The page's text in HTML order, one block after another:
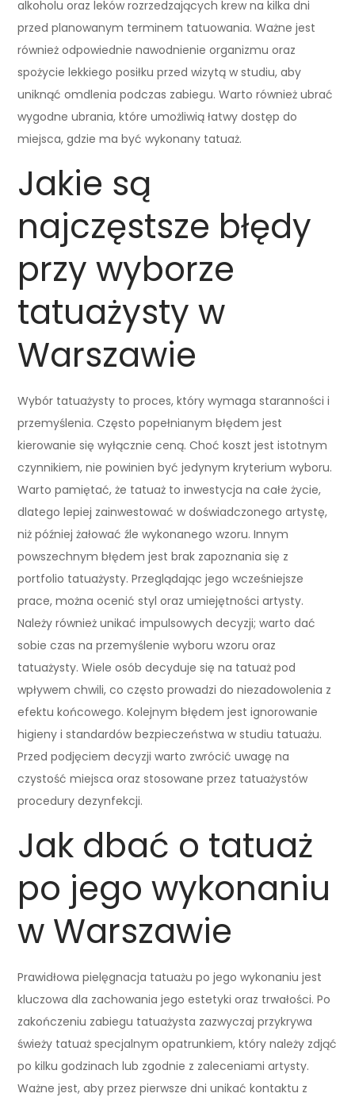
alkoholu oraz leków rozrzedzających krew na kilka dni
przed planowanym terminem tatuowania. Ważne jest
również odpowiednie nawodnienie organizmu oraz
spożycie lekkiego posiłku przed wizytą w studiu, aby
uniknąć omdlenia podczas zabiegu. Warto również ubrać
wygodne ubrania, które umożliwią łatwy dostęp do
miejsca, gdzie ma być wykonany tatuaż.
Jakie są
najczęstsze błędy
przy wyborze
tatuażysty w
Warszawie
Wybór tatuażysty to proces, który wymaga staranności i
przemyślenia. Często popełnianym błędem jest
kierowanie się wyłącznie ceną. Choć koszt jest istotnym
czynnikiem, nie powinien być jedynym kryterium wyboru.
Warto pamiętać, że tatuaż to inwestycja na całe życie,
dlatego lepiej zainwestować w doświadczonego artystę,
niż później żałować źle wykonanego wzoru. Innym
powszechnym błędem jest brak zapoznania się z
portfolio tatuażysty. Przeglądając jego wcześniejsze
prace, można ocenić styl oraz umiejętności artysty.
Należy również unikać impulsowych decyzji; warto dać
sobie czas na przemyślenie wyboru wzoru oraz
tatuażysty. Wiele osób decyduje się na tatuaż pod
wpływem chwili, co często prowadzi do niezadowolenia z
efektu końcowego. Kolejnym błędem jest ignorowanie
higieny i standardów bezpieczeństwa w studiu tatuażu.
Przed podjęciem decyzji warto zwrócić uwagę na
czystość miejsca oraz stosowane przez tatuażystów
procedury dezynfekcji.
Jak dbać o tatuaż
po jego wykonaniu
w Warszawie
Prawidłowa pielęgnacja tatuażu po jego wykonaniu jest
kluczowa dla zachowania jego estetyki oraz trwałości. Po
zakończeniu zabiegu tatuażysta zazwyczaj przykrywa
świeży tatuaż specjalnym opatrunkiem, który należy zdjąć
po kilku godzinach lub zgodnie z zaleceniami artysty.
Ważne jest, aby przez pierwsze dni unikać kontaktu z